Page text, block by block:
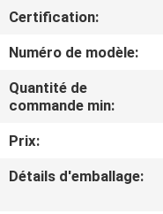
PROPOS
DE
NOUS
VISITE
D'USINE
Certification:
Numéro de modèle:
Quantité de
commande min:
Prix:
Détails d'emballage: